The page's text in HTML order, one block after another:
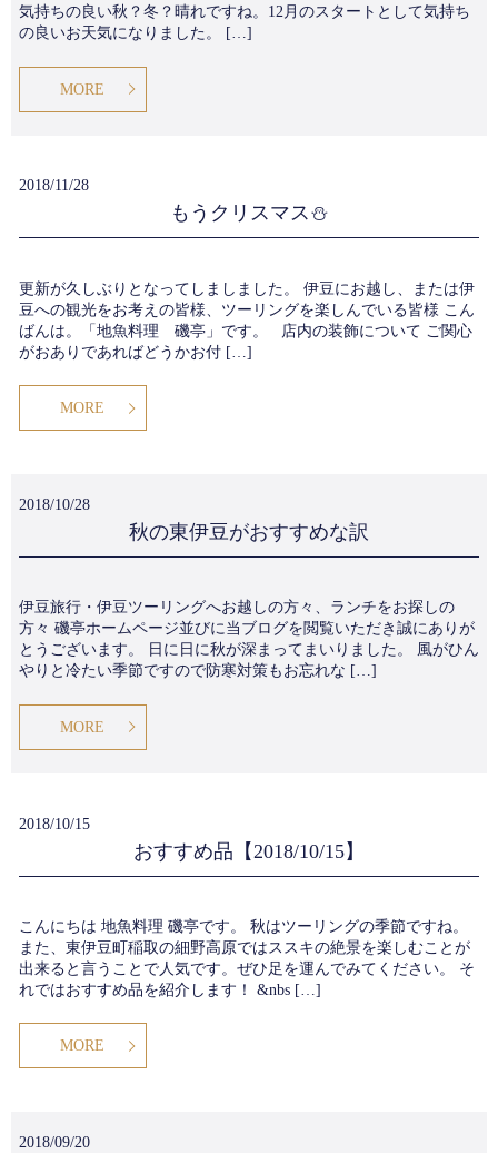
気持ちの良い秋？冬？晴れですね。12月のスタートとして気持ち
の良いお天気になりました。 […]
MORE
2018/11/28
もうクリスマス⛄
更新が久しぶりとなってしましました。 伊豆にお越し、または伊
豆への観光をお考えの皆様、ツーリングを楽しんでいる皆様 こん
ばんは。「地魚料理 磯亭」です。 店内の装飾について ご関心
がおありであればどうかお付 […]
MORE
2018/10/28
秋の東伊豆がおすすめな訳
伊豆旅行・伊豆ツーリングへお越しの方々、ランチをお探しの
方々 磯亭ホームページ並びに当ブログを閲覧いただき誠にありが
とうございます。 日に日に秋が深まってまいりました。 風がひん
やりと冷たい季節ですので防寒対策もお忘れな […]
MORE
2018/10/15
おすすめ品【2018/10/15】
こんにちは 地魚料理 磯亭です。 秋はツーリングの季節ですね。
また、東伊豆町稲取の細野高原ではススキの絶景を楽しむことが
出来ると言うことで人気です。ぜひ足を運んでみてください。 そ
れではおすすめ品を紹介します！ &nbs […]
MORE
2018/09/20